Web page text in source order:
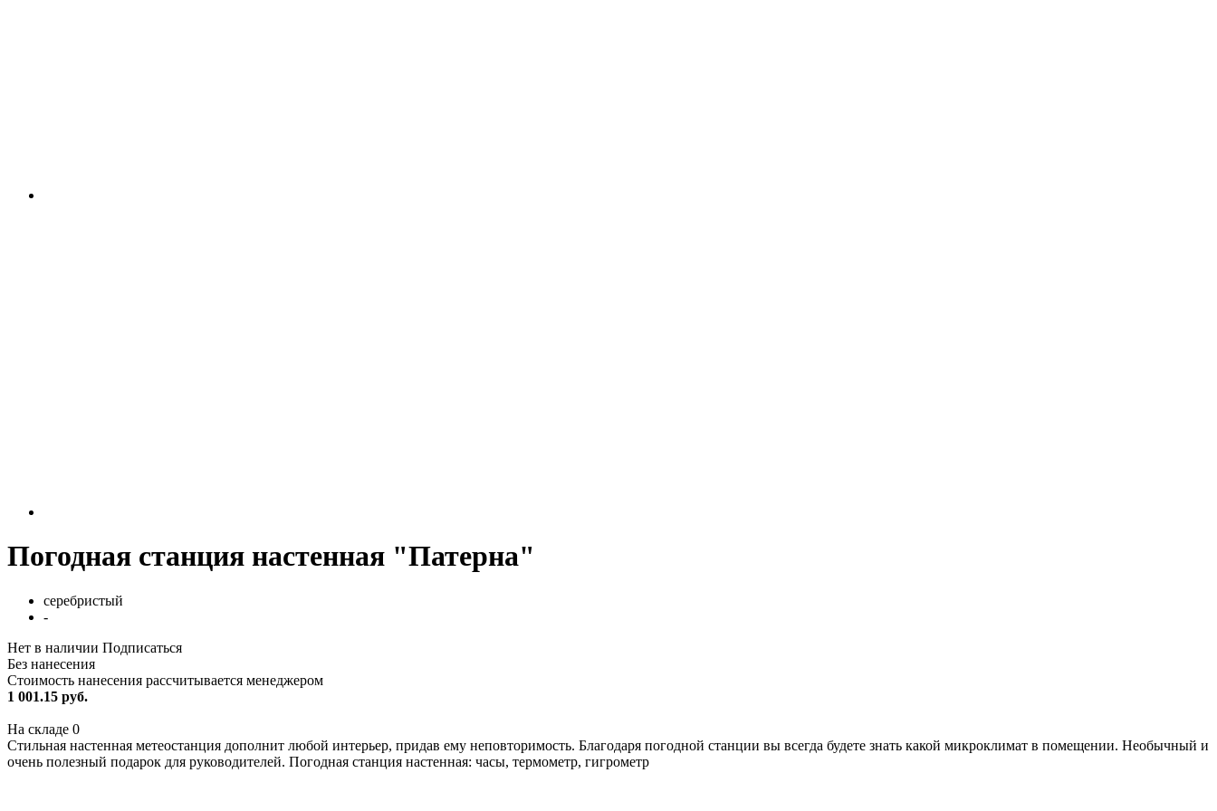
Погодная станция настенная "Патерна"
серебристый
-
Нет в наличии Подписаться
Без нанесения
Стоимость нанесения рассчитывается менеджером
1 001.15 руб.
На складе 0
Стильная настенная метеостанция дополнит любой интерьер, придав ему неповторимость. Благодаря погодной станции вы всегда будете знать какой микроклимат в помещении. Необычный и
очень полезный подарок для руководителей. Погодная станция настенная: часы, термометр, гигрометр